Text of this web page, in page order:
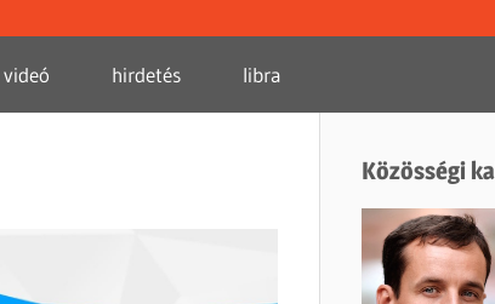
videó hirdetés libra
Közösségi